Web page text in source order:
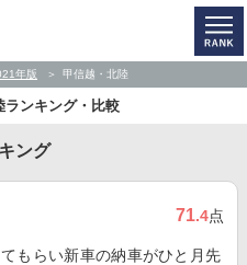
年版 甲信越・北陸
ランキング・比較
ング
71.4点
もらい新車の納車がひと月先